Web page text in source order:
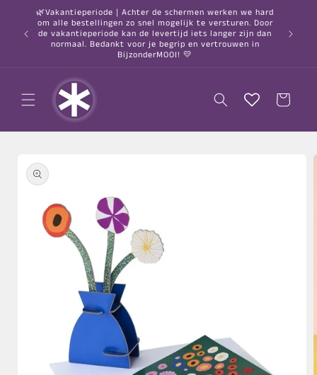
naar de
content
🌿Vakantieperiode | Achter de schermen werken we hard
om alle bestellingen zo snel mogelijk te versturen. Door
de vakantieperiode kan de levertijd iets langer zijn dan
normaal. Bedankt voor je begrip en vertrouwen in
BijzonderMOOI! 💛
○
Winkelwagen
direct naar